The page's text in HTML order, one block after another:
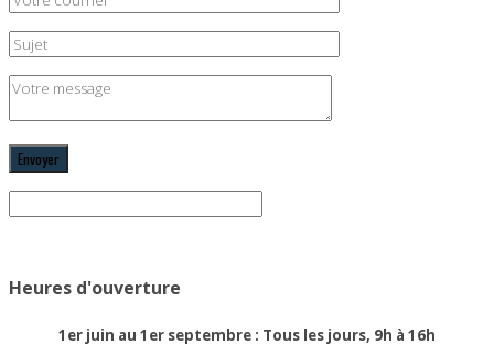
Heures d'ouverture
1er juin au 1er septembre : Tous les jours, 9h à 16h